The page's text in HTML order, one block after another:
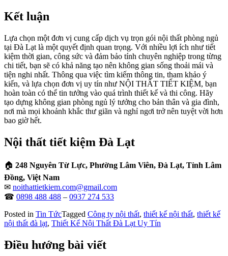
Kết luận
Lựa chọn một đơn vị cung cấp dịch vụ trọn gói nội thất phòng ngủ
tại Đà Lạt là một quyết định quan trọng. Với nhiều lợi ích như tiết
kiệm thời gian, công sức và đảm bảo tính chuyên nghiệp trong từng
chi tiết, bạn sẽ có khả năng tạo nên không gian sống thoải mái và
tiện nghi nhất. Thông qua việc tìm kiếm thông tin, tham khảo ý
kiến, và lựa chọn đơn vị uy tín như NỘI THẤT TIẾT KIỆM, bạn
hoàn toàn có thể tin tưởng vào quá trình thiết kế và thi công. Hãy
tạo dựng không gian phòng ngủ lý tưởng cho bản thân và gia đình,
nơi mà mọi khoảnh khắc thư giãn và nghỉ ngơi trở nên tuyệt vời hơn
bao giờ hết.
Nội thất tiết kiệm Đà Lạt
🏠 248 Nguyên Từ Lực, Phường Lâm Viên, Đà Lạt, Tỉnh Lâm
Đồng, Việt Nam
✉ noithattietkiem.com@gmail.com
☎ 0898 488 488 – 0937 274 533
Posted in Tin TứcTagged Công ty nội thất, thiết kế nội thất, thiết kế
nội thất đà lạt, Thiết Kế Nội Thất Đà Lạt Uy Tín
Điều hướng bài viết